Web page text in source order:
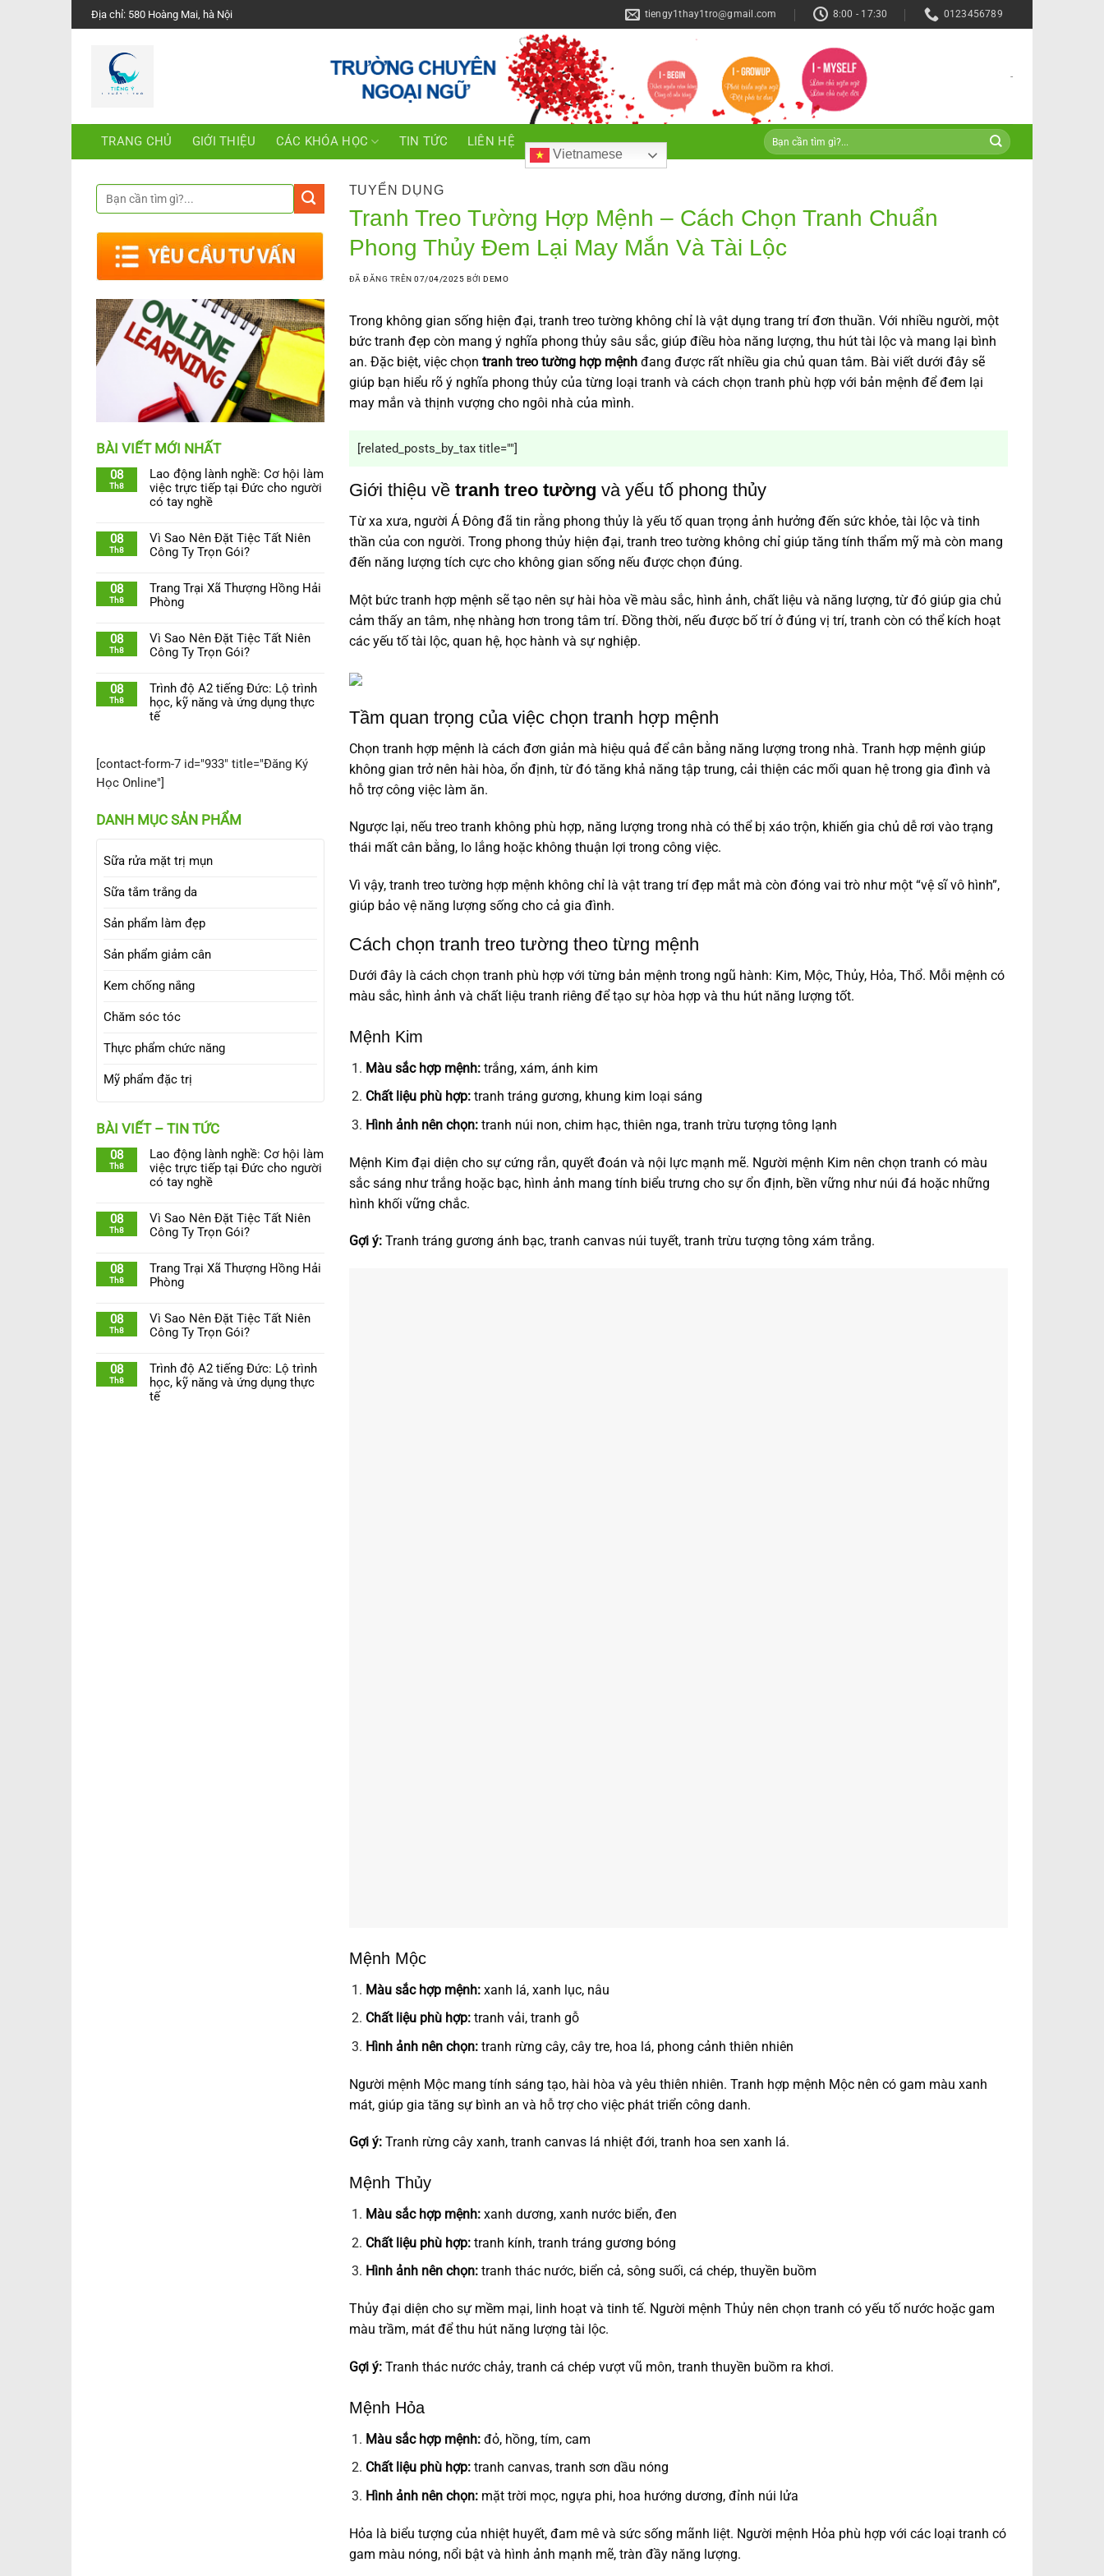
Chuyển
đến
Địa chỉ: 580 Hoàng Mai, hà Nội tiengy1thay1tro@gmail.com 8:00 - 17:30 0123456789
-
TRANG CHỦ GIỚI THIỆU CÁC KHÓA HỌC TIN TỨC LIÊN HỆ
Vietnamese
BÀI VIẾT MỚI NHẤT
08
Th8
Lao động lành nghề: Cơ hội làm
việc trực tiếp tại Đức cho người
có tay nghề
08
Th8
Vì Sao Nên Đặt Tiệc Tất Niên
Công Ty Trọn Gói?
08
Th8
Trang Trại Xã Thượng Hồng Hải
Phòng
08
Th8
Vì Sao Nên Đặt Tiệc Tất Niên
Công Ty Trọn Gói?
08
Th8
Trình độ A2 tiếng Đức: Lộ trình
học, kỹ năng và ứng dụng thực
tế
[contact-form-7 id="933" title="Đăng Ký
Học Online"]
DANH MỤC SẢN PHẨM
Sữa rửa mặt trị mụn
Sữa tắm trắng da
Sản phẩm làm đẹp
Sản phẩm giảm cân
Kem chống nắng
Chăm sóc tóc
Thực phẩm chức năng
Mỹ phẩm đặc trị
BÀI VIẾT – TIN TỨC
08
Th8
Lao động lành nghề: Cơ hội làm
việc trực tiếp tại Đức cho người
có tay nghề
08
Th8
Vì Sao Nên Đặt Tiệc Tất Niên
Công Ty Trọn Gói?
08
Th8
Trang Trại Xã Thượng Hồng Hải
Phòng
08
Th8
Vì Sao Nên Đặt Tiệc Tất Niên
Công Ty Trọn Gói?
08
Th8
Trình độ A2 tiếng Đức: Lộ trình
học, kỹ năng và ứng dụng thực
tế
TUYỂN DỤNG
Tranh Treo Tường Hợp Mệnh – Cách Chọn Tranh Chuẩn
Phong Thủy Đem Lại May Mắn Và Tài Lộc
ĐÃ ĐĂNG TRÊN07/04/2025 BỞIDEMO
Trong không gian sống hiện đại, tranh treo tường không chỉ là vật dụng trang trí đơn thuần. Với nhiều người, một
bức tranh đẹp còn mang ý nghĩa phong thủy sâu sắc, giúp điều hòa năng lượng, thu hút tài lộc và mang lại bình
an. Đặc biệt, việc chọn tranh treo tường hợp mệnhđang được rất nhiều gia chủ quan tâm. Bài viết dưới đây sẽ
giúp bạn hiểu rõ ý nghĩa phong thủy của từng loại tranh và cách chọn tranh phù hợp với bản mệnh để đem lại
may mắn và thịnh vượng cho ngôi nhà của mình.
[related_posts_by_tax title=""]
Giới thiệu về tranh treo tường và yếu tố phong thủy
Từ xa xưa, người Á Đông đã tin rằng phong thủy là yếu tố quan trọng ảnh hưởng đến sức khỏe, tài lộc và tinh
thần của con người. Trong phong thủy hiện đại, tranh treo tường không chỉ giúp tăng tính thẩm mỹ mà còn mang
đến năng lượng tích cực cho không gian sống nếu được chọn đúng.
Một bức tranh hợp mệnh sẽ tạo nên sự hài hòa về màu sắc, hình ảnh, chất liệu và năng lượng, từ đó giúp gia chủ
cảm thấy an tâm, nhẹ nhàng hơn trong tâm trí. Đồng thời, nếu được bố trí ở đúng vị trí, tranh còn có thể kích hoạt
các yếu tố tài lộc, quan hệ, học hành và sự nghiệp.
Tầm quan trọng của việc chọn tranh hợp mệnh
Chọn tranh hợp mệnh là cách đơn giản mà hiệu quả để cân bằng năng lượng trong nhà. Tranh hợp mệnh giúp
không gian trở nên hài hòa, ổn định, từ đó tăng khả năng tập trung, cải thiện các mối quan hệ trong gia đình và
hỗ trợ công việc làm ăn.
Ngược lại, nếu treo tranh không phù hợp, năng lượng trong nhà có thể bị xáo trộn, khiến gia chủ dễ rơi vào trạng
thái mất cân bằng, lo lắng hoặc không thuận lợi trong công việc.
Vì vậy, tranh treo tường hợp mệnh không chỉ là vật trang trí đẹp mắt mà còn đóng vai trò như một “vệ sĩ vô hình”,
giúp bảo vệ năng lượng sống cho cả gia đình.
Cách chọn tranh treo tường theo từng mệnh
Dưới đây là cách chọn tranh phù hợp với từng bản mệnh trong ngũ hành: Kim, Mộc, Thủy, Hỏa, Thổ. Mỗi mệnh có
màu sắc, hình ảnh và chất liệu tranh riêng để tạo sự hòa hợp và thu hút năng lượng tốt.
Mệnh Kim
Màu sắc hợp mệnh: trắng, xám, ánh kim
Chất liệu phù hợp: tranh tráng gương, khung kim loại sáng
Hình ảnh nên chọn: tranh núi non, chim hạc, thiên nga, tranh trừu tượng tông lạnh
Mệnh Kim đại diện cho sự cứng rắn, quyết đoán và nội lực mạnh mẽ. Người mệnh Kim nên chọn tranh có màu
sắc sáng như trắng hoặc bạc, hình ảnh mang tính biểu trưng cho sự ổn định, bền vững như núi đá hoặc những
hình khối vững chắc.
Gợi ý:Tranh tráng gương ánh bạc, tranh canvas núi tuyết, tranh trừu tượng tông xám trắng.
Mệnh Mộc
Màu sắc hợp mệnh: xanh lá, xanh lục, nâu
Chất liệu phù hợp: tranh vải, tranh gỗ
Hình ảnh nên chọn: tranh rừng cây, cây tre, hoa lá, phong cảnh thiên nhiên
Người mệnh Mộc mang tính sáng tạo, hài hòa và yêu thiên nhiên. Tranh hợp mệnh Mộc nên có gam màu xanh
mát, giúp gia tăng sự bình an và hỗ trợ cho việc phát triển công danh.
Gợi ý:Tranh rừng cây xanh, tranh canvas lá nhiệt đới, tranh hoa sen xanh lá.
Mệnh Thủy
Màu sắc hợp mệnh: xanh dương, xanh nước biển, đen
Chất liệu phù hợp: tranh kính, tranh tráng gương bóng
Hình ảnh nên chọn: tranh thác nước, biển cả, sông suối, cá chép, thuyền buồm
Thủy đại diện cho sự mềm mại, linh hoạt và tinh tế. Người mệnh Thủy nên chọn tranh có yếu tố nước hoặc gam
màu trầm, mát để thu hút năng lượng tài lộc.
Gợi ý:Tranh thác nước chảy, tranh cá chép vượt vũ môn, tranh thuyền buồm ra khơi.
Mệnh Hỏa
Màu sắc hợp mệnh: đỏ, hồng, tím, cam
Chất liệu phù hợp: tranh canvas, tranh sơn dầu nóng
Hình ảnh nên chọn: mặt trời mọc, ngựa phi, hoa hướng dương, đỉnh núi lửa
Hỏa là biểu tượng của nhiệt huyết, đam mê và sức sống mãnh liệt. Người mệnh Hỏa phù hợp với các loại tranh có
gam màu nóng, nổi bật và hình ảnh mạnh mẽ, tràn đầy năng lượng.